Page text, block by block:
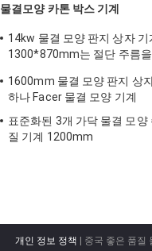
물결모양 카톤 박스 기계
14kw 물결 모양 판지 상자 기
1300*870mm는 절단 주름
1600mm 물결 모양 판지 상
하나 Facer 물결 모양 기계
표준화된 3개 가닥 물결 모양
질 기계 1200mm
개인 정보 정책 | 중국 좋은 품질